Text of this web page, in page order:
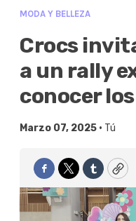
MODA Y BELLEZA
Crocs
a un rally
conocer
Marzo 07, 2025 • Tú
Facebook
TwitterTumblr